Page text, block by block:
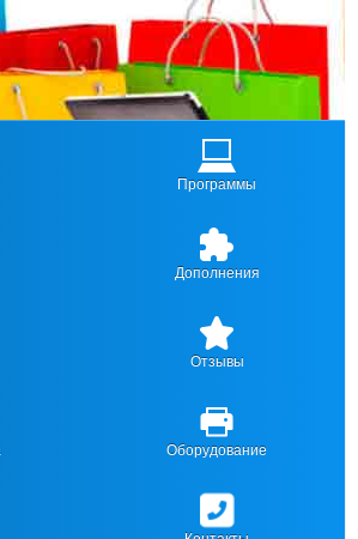
Программы
Дополнения
Отзывы
Оборудование